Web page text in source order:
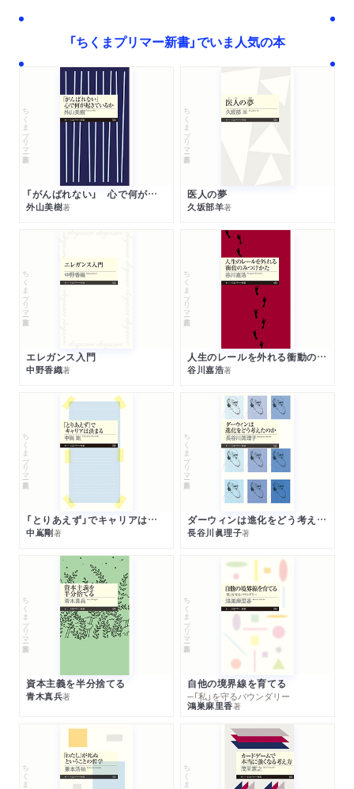
「ちくまプリマー新書」でいま人気の本
ちくまプリマー新書
「がんばれない」 心で何が起きているか
外山美樹著
ちくまプリマー新書
医人の夢
久坂部羊著
ちくまプリマー新書
エレガンス入門
中野香織著
ちくまプリマー新書
人生のレールを外れる衝動のみつけかた
谷川嘉浩著
ちくまプリマー新書
「とりあえず」でキャリアは決まる
中嶌剛著
ちくまプリマー新書
ダーウィンは進化をどう考えたのか
長谷川眞理子著
ちくまプリマー新書
資本主義を半分捨てる
青木真兵著
ちくまプリマー新書
自他の境界線を育てる
─「私」を守るバウンダリー
鴻巣麻里香著